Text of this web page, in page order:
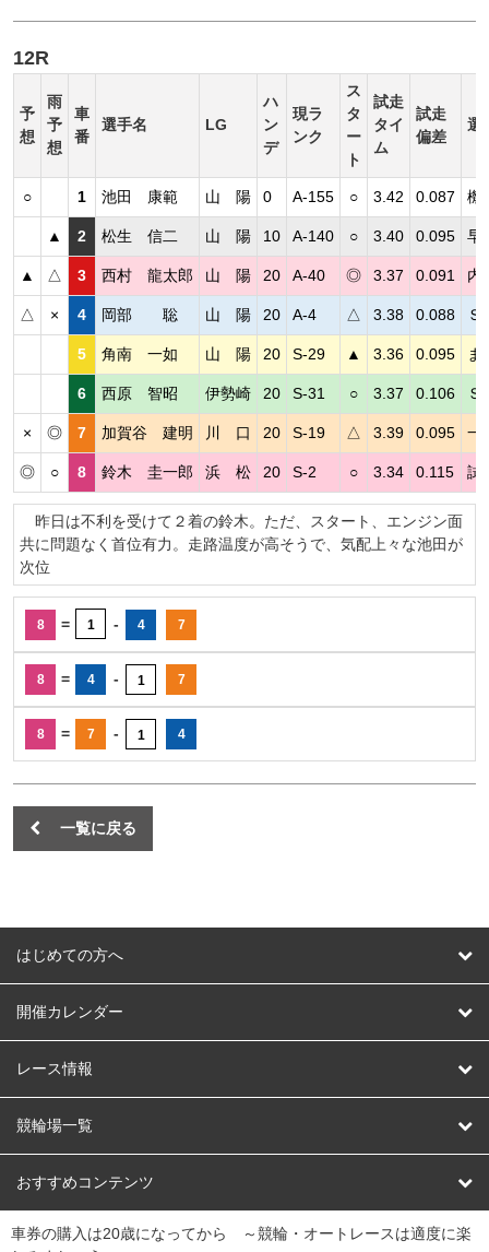
12R
予
想
雨
予
想
車
番
選手名 LG
ハ
ン
デ
現ラ
ンク
ス
タ
ー
ト
試走
タイ
ム
試走
偏差
選
○ 1 池田 康範 山 陽 0 A-155 ○ 3.42 0.087 機
▲ 2 松生 信二 山 陽 10 A-140 ○ 3.40 0.095 早
▲ △ 3 西村 龍太郎 山 陽 20 A-40 ◎ 3.37 0.091 内
△ × 4 岡部 聡 山 陽 20 A-4 △ 3.38 0.088 Ｓ
5 角南 一如 山 陽 20 S-29 ▲ 3.36 0.095 ま
6 西原 智昭 伊勢崎 20 S-31 ○ 3.37 0.106 Ｓ
× ◎ 7 加賀谷 建明 川 口 20 S-19 △ 3.39 0.095 一
◎ ○ 8 鈴木 圭一郎 浜 松 20 S-2 ○ 3.34 0.115 試
昨日は不利を受けて２着の鈴木。ただ、スタート、エンジン面
共に問題なく首位有力。走路温度が高そうで、気配上々な池田が
次位
8 = 1 - 4 7
8 = 4 - 1 7
8 = 7 - 1 4
一覧に戻る
はじめての方へ
はじめての方へ
開催カレンダー
競輪
オートレース
競輪くじ
Dokanto!
レース情報
レース予想
レース結果
キャリーオーバー一覧
競輪場一覧
北日本 函館競輪場
関 弥彦競輪場 前橋競輪場 取手競輪場 宇都宮競輪場
おすすめコンテンツ
競輪選手情報
車券の購入は20歳になってから ～競輪・オートレースは適度に楽